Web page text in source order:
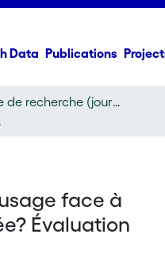
Data Publications
Article de recherche (journal article)
belge et suisse
face à
Évaluation